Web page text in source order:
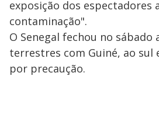
exposição dos espectadores
contaminação".
O Senegal fechou no sábado
terrestres com Guiné, ao sul
por precaução.